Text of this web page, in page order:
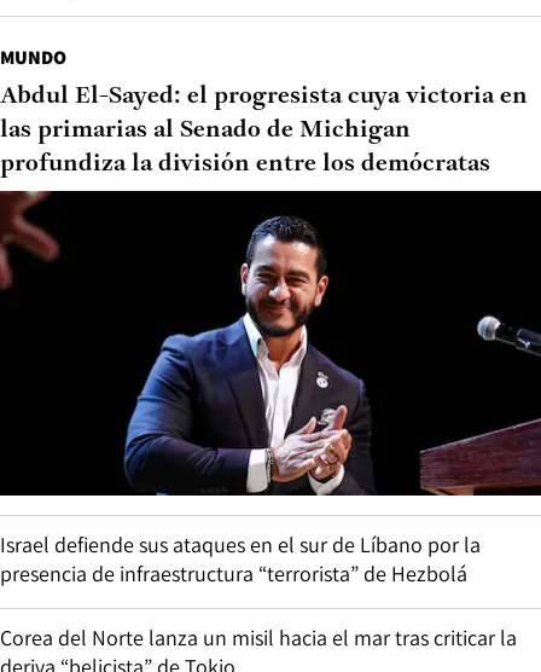
MUNDO
Abdul El-Sayed: el progresista cuya victoria en
las primarias al Senado de Michigan
profundiza la división entre los demócratas
Israel defiende sus ataques en el sur de Líbano por la
presencia de infraestructura “terrorista” de Hezbolá
Corea del Norte lanza un misil hacia el mar tras criticar la